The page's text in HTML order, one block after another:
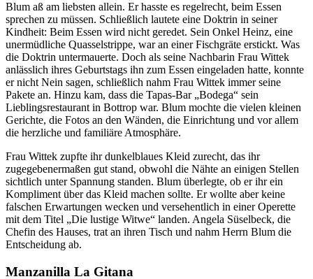
Blum aß am liebsten allein. Er hasste es regelrecht, beim Essen
sprechen zu müssen. Schließlich lautete eine Doktrin in seiner
Kindheit: Beim Essen wird nicht geredet. Sein Onkel Heinz, eine
unermüdliche Quasselstrippe, war an einer Fischgräte erstickt. Was
die Doktrin untermauerte. Doch als seine Nachbarin Frau Wittek
anlässlich ihres Geburtstags ihn zum Essen eingeladen hatte, konnte
er nicht Nein sagen, schließlich nahm Frau Wittek immer seine
Pakete an. Hinzu kam, dass die Tapas-Bar „Bodega“ sein
Lieblingsrestaurant in Bottrop war. Blum mochte die vielen kleinen
Gerichte, die Fotos an den Wänden, die Einrichtung und vor allem
die herzliche und familiäre Atmosphäre.
Frau Wittek zupfte ihr dunkelblaues Kleid zurecht, das ihr
zugegebenermaßen gut stand, obwohl die Nähte an einigen Stellen
sichtlich unter Spannung standen. Blum überlegte, ob er ihr ein
Kompliment über das Kleid machen sollte. Er wollte aber keine
falschen Erwartungen wecken und versehentlich in einer Operette
mit dem Titel „Die lustige Witwe“ landen. Angela Süselbeck, die
Chefin des Hauses, trat an ihren Tisch und nahm Herrn Blum die
Entscheidung ab.
Manzanilla La Gitana